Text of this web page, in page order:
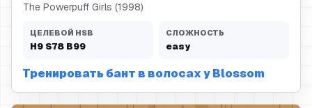
The Powerpuff Girls (1998)
ЦЕЛЕВОЙ HSB
H9 S78 B99
СЛОЖНОСТЬ
easy
Тренировать бант в волосах у Blossom